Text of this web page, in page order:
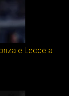
e Lecce a